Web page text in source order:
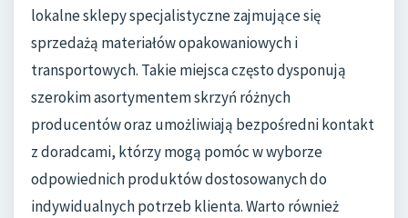
lokalne sklepy specjalistyczne zajmujące się
sprzedażą materiałów opakowaniowych i
transportowych. Takie miejsca często dysponują
szerokim asortymentem skrzyń różnych
producentów oraz umożliwiają bezpośredni kontakt
z doradcami, którzy mogą pomóc w wyborze
odpowiednich produktów dostosowanych do
indywidualnych potrzeb klienta. Warto również